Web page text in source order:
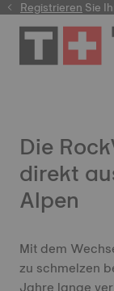
RegistrierenSie
Die
direkt
Alpen
Mit dem
zu schmelzen